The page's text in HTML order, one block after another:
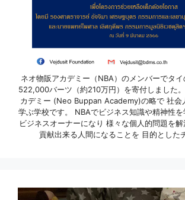
ネオ物販アカデミー（NBA）のメンバーでタ
522,000バーツ（約210万円）を寄付しました
カデミー (Neo Buppan Academy)の略で 社会
学ぶ学校です。 NBAでビジネス知識や精神性
ビジネスオーナーになり 様々な個人的問題を
貢献出来る人間になることを 目的とした